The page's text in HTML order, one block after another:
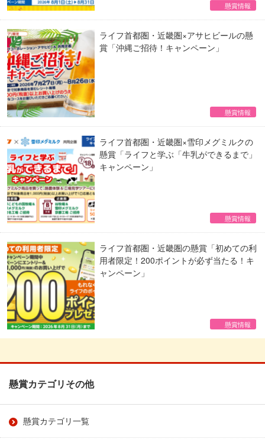
懸賞情報
ライフ首都圏・近畿圏×アサヒビールの懸
賞「沖縄ご招待！キャンペーン」
懸賞情報
ライフ首都圏・近畿圏×雪印メグミルクの
懸賞「ライフと学ぶ「牛乳ができるまで」
キャンペーン」
懸賞情報
ライフ首都圏・近畿圏の懸賞「初めての利
用者限定！200ポイントが必ず当たる！キ
ャンペーン」
懸賞情報
懸賞カテゴリその他
懸賞カテゴリ一覧